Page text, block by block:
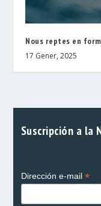
Nous reptes en
17 Gener, 2025
Suscripción a la
Dirección e-mail *